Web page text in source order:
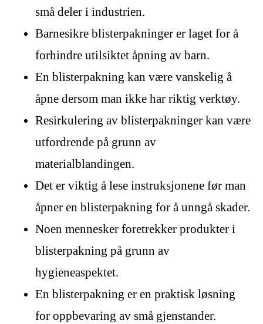
små deler i industrien.
Barnesikre blisterpakninger er laget for å
forhindre utilsiktet åpning av barn.
En blisterpakning kan være vanskelig å
åpne dersom man ikke har riktig verktøy.
Resirkulering av blisterpakninger kan være
utfordrende på grunn av
materialblandingen.
Det er viktig å lese instruksjonene før man
åpner en blisterpakning for å unngå skader.
Noen mennesker foretrekker produkter i
blisterpakning på grunn av
hygieneaspektet.
En blisterpakning er en praktisk løsning
for oppbevaring av små gjenstander.